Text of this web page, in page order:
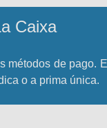
Caixa
métodos de pago.
o a prima única.